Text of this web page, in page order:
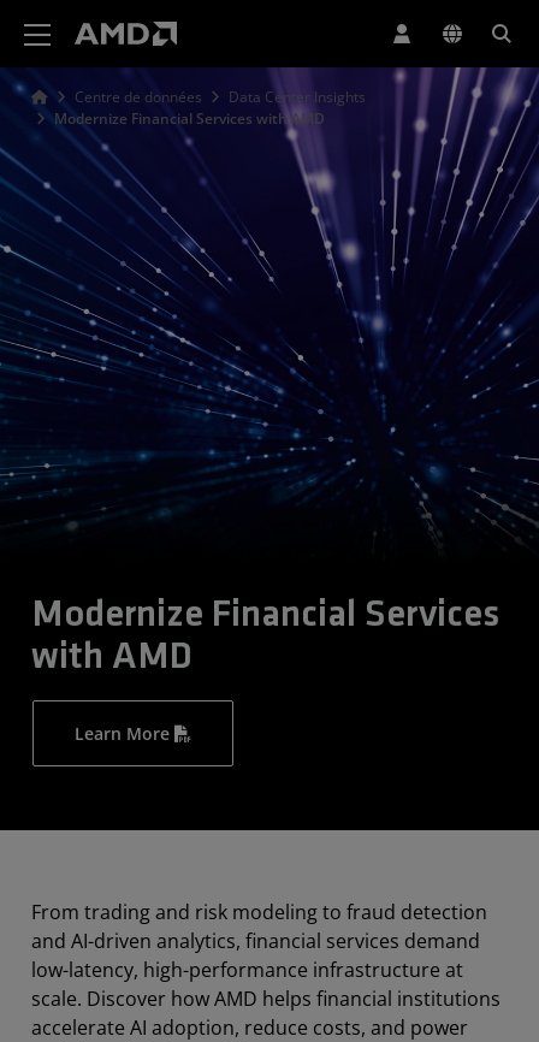
Centre de données
Data Center Insights
Modernize Financial Services with AMD
Modernize Financial Services
with AMD
Learn More
From trading and risk modeling to fraud detection
and AI-driven analytics, financial services demand
low-latency, high-performance infrastructure at
scale. Discover how AMD helps financial institutions
accelerate AI adoption, reduce costs, and power